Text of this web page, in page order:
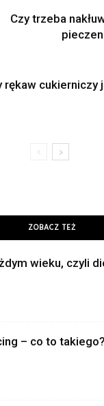
Czy trzeba
rękaw cukierniczy
ZOBACZ TEŻ
wieku, czyli
– co to